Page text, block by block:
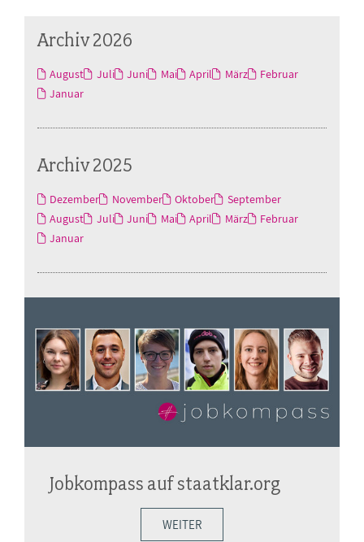
Archiv 2026
August Juli Juni Mai April März
Februar
Januar
Archiv 2025
Dezember November Oktober
September
August
Juli Juni Mai April März
Februar
Januar
Jobkompass auf staatklar.org
WEITER